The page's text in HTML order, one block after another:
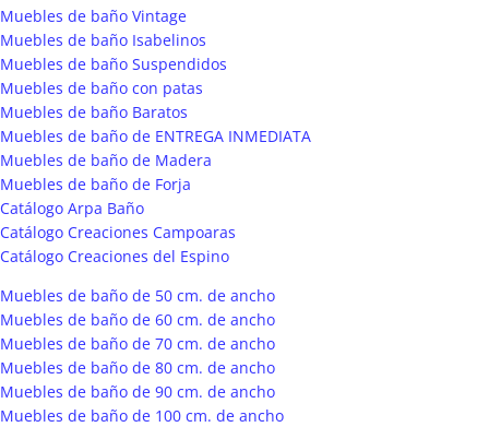
Muebles de baño Vintage
Muebles de baño Isabelinos
Muebles de baño Suspendidos
Muebles de baño con patas
Muebles de baño Baratos
Muebles de baño de ENTREGA INMEDIATA
Muebles de baño de Madera
Muebles de baño de Forja
Catálogo Arpa Baño
Catálogo Creaciones Campoaras
Catálogo Creaciones del Espino
Muebles de baño de 50 cm. de ancho
Muebles de baño de 60 cm. de ancho
Muebles de baño de 70 cm. de ancho
Muebles de baño de 80 cm. de ancho
Muebles de baño de 90 cm. de ancho
Muebles de baño de 100 cm. de ancho